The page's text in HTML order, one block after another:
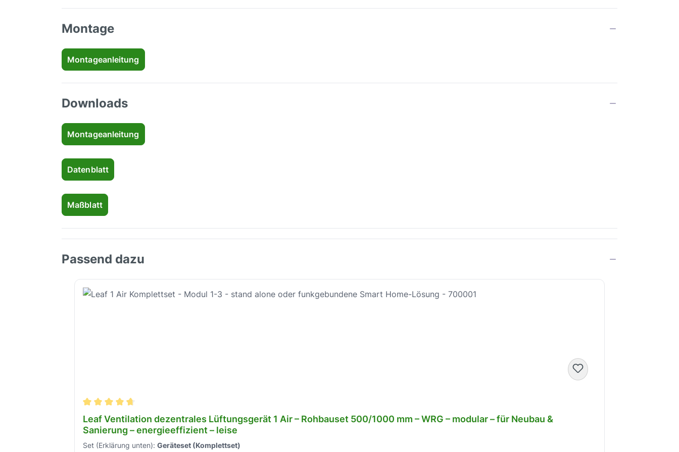
Montage
Montageanleitung
Downloads
Montageanleitung
Datenblatt
Maßblatt
Passend dazu
Produktgalerie überspringen
Durchschnittliche Bewertung von 4.6 von 5 Sternen
Leaf Ventilation dezentrales Lüftungsgerät 1 Air – Rohbauset 500/1000 mm – WRG – modular – für Neubau &
Sanierung – energieeffizient – leise
Set (Erklärung unten): Geräteset (Komplettset)